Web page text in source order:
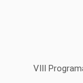
VIII